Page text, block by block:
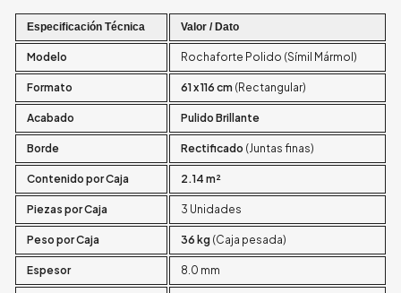
Especificación Técnica Valor / Dato
Modelo Rochaforte Polido (Símil Mármol)
Formato 61 x 116 cm (Rectangular)
Acabado Pulido Brillante
Borde Rectificado (Juntas finas)
Contenido por Caja 2.14 m²
Piezas por Caja 3 Unidades
Peso por Caja 36 kg (Caja pesada)
Espesor 8.0 mm